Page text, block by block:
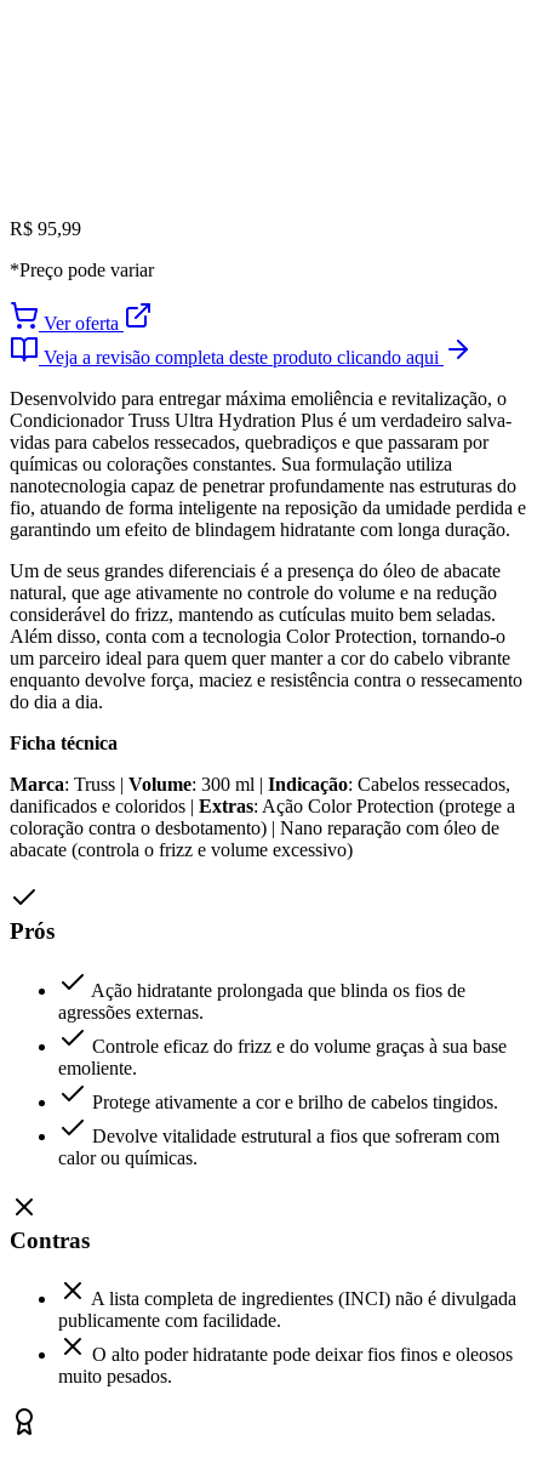
R$ 95,99
*Preço pode variar
Ver oferta
Veja a revisão completa deste produto clicando aqui
Desenvolvido para entregar máxima emoliência e revitalização, o
Condicionador Truss Ultra Hydration Plus é um verdadeiro salva-
vidas para cabelos ressecados, quebradiços e que passaram por
químicas ou colorações constantes. Sua formulação utiliza
nanotecnologia capaz de penetrar profundamente nas estruturas do
fio, atuando de forma inteligente na reposição da umidade perdida e
garantindo um efeito de blindagem hidratante com longa duração.
Um de seus grandes diferenciais é a presença do óleo de abacate
natural, que age ativamente no controle do volume e na redução
considerável do frizz, mantendo as cutículas muito bem seladas.
Além disso, conta com a tecnologia Color Protection, tornando-o
um parceiro ideal para quem quer manter a cor do cabelo vibrante
enquanto devolve força, maciez e resistência contra o ressecamento
do dia a dia.
Ficha técnica
Marca: Truss | Volume: 300 ml | Indicação: Cabelos ressecados,
danificados e coloridos | Extras: Ação Color Protection (protege a
coloração contra o desbotamento) | Nano reparação com óleo de
abacate (controla o frizz e volume excessivo)
Prós
Ação hidratante prolongada que blinda os fios de
agressões externas.
Controle eficaz do frizz e do volume graças à sua base
emoliente.
Protege ativamente a cor e brilho de cabelos tingidos.
Devolve vitalidade estrutural a fios que sofreram com
calor ou químicas.
Contras
A lista completa de ingredientes (INCI) não é divulgada
publicamente com facilidade.
O alto poder hidratante pode deixar fios finos e oleosos
muito pesados.